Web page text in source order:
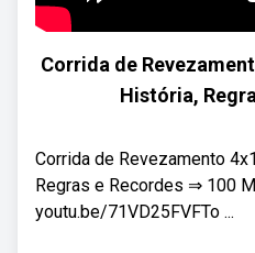
Corrida de
História,
Corrida de Revezamento
Regras e Recordes ⇒ 100
youtu.be/71VD25FVFTo ...